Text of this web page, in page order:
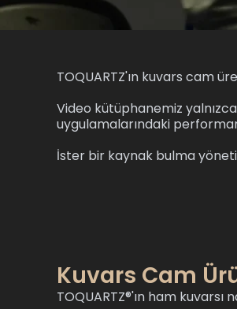
TOQUARTZ'ın kuvars cam
Video kütüphanemiz
uygulamalarındaki
İster bir kaynak bulma
Kuvars Cam
TOQUARTZ®'ın ham